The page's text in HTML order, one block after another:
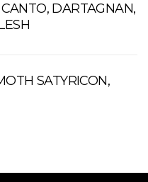
DARTAGNAN,
SATYRICON,